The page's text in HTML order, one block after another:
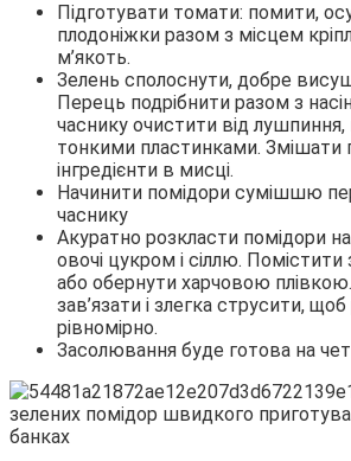
Підготувати томати: помити,
плодоніжки разом з місцем
м’якоть.
Зелень сполоснути, добре
Перець подрібнити разом з
часнику очистити від лушпиння,
тонкими пластинками. Змішати
інгредієнти в мисці.
Начинити помідори сумішшю
часнику
Акуратно розкласти помідори на
овочі цукром і сіллю.
або обернути харчовою
зав’язати і злегка струсити, щоб
рівномірно.
Засолювання буде готова на